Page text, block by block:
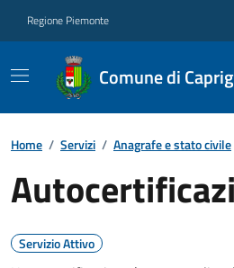
Regione Piemonte
Comune di
Home / Servizi / Anagrafe e stato civile
Servizio Attivo